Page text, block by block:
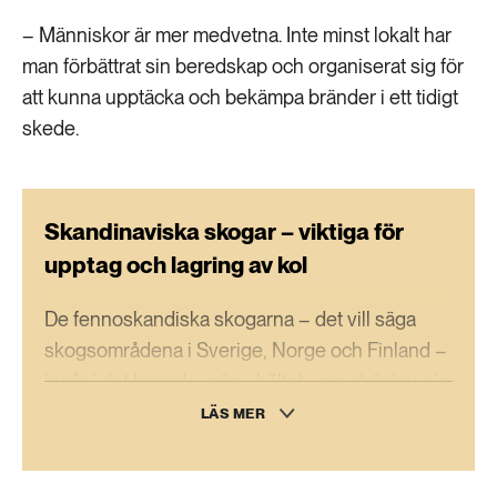
– Människor är mer medvetna. Inte minst lokalt har
man förbättrat sin beredskap och organiserat sig för
att kunna upptäcka och bekämpa bränder i ett tidigt
skede.
Skandinaviska skogar – viktiga för
upptag och lagring av kol
De fennoskandiska skogarna – det vill säga
skogsområdena i Sverige, Norge och Finland –
ingår i det boreala gröna bältet som sträcker sig
från Skandinavien över Sibirien och vidare in i
LÄS MER